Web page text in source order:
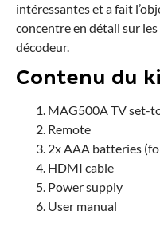
intéressantes et a fait
concentre en détail sur
décodeur.
Contenu du
MAG500A TV set-
Remote
2x AAA batteries
HDMI cable
Power supply
User manual